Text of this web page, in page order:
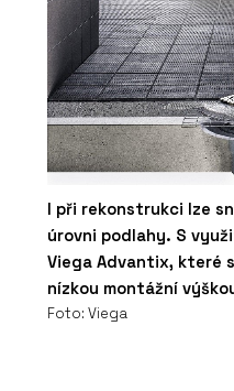
I při rekonstrukci lze
úrovni podlahy. S
Viega Advantix, které
nízkou montážní
Foto: Viega